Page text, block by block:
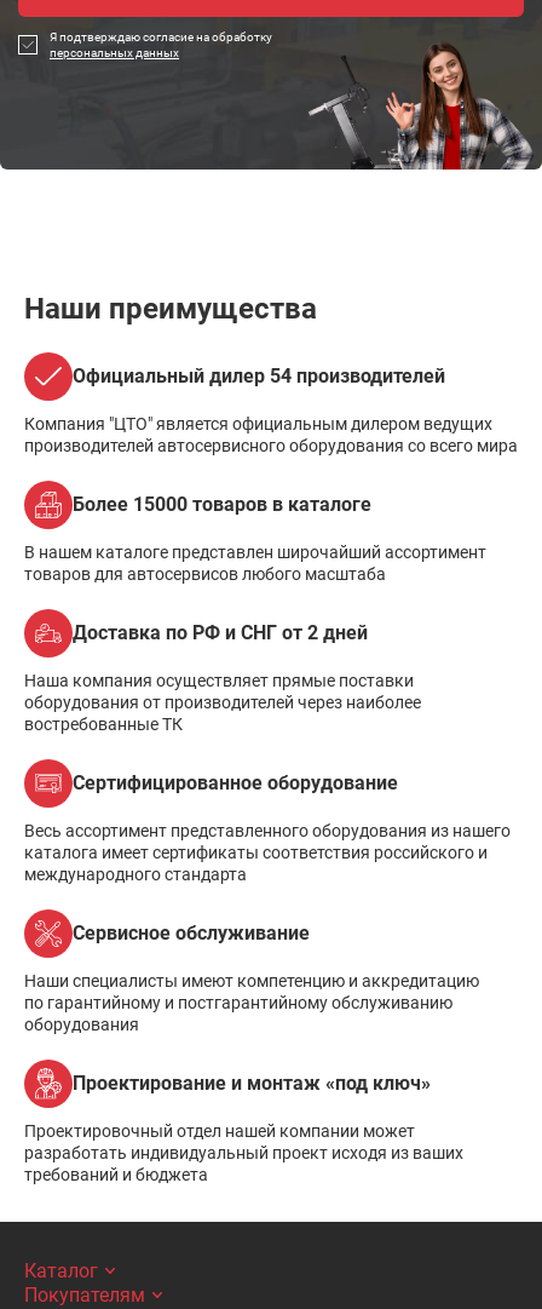
Я подтверждаю согласие на обработку
персональных данных
Наши преимущества
Официальный дилер 54 производителей
Компания "ЦТО" является официальным дилером ведущих
производителей автосервисного оборудования со всего мира
Более 15000 товаров в каталоге
В нашем каталоге представлен широчайший ассортимент
товаров для автосервисов любого масштаба
Доставка по РФ и СНГ от 2 дней
Наша компания осуществляет прямые поставки
оборудования от производителей через наиболее
востребованные ТК
Сертифицированное оборудование
Весь ассортимент представленного оборудования из нашего
каталога имеет сертификаты соответствия российского и
международного стандарта
Сервисное обслуживание
Наши специалисты имеют компетенцию и аккредитацию
по гарантийному и постгарантийному обслуживанию
оборудования
Проектирование и монтаж «под ключ»
Проектировочный отдел нашей компании может
разработать индивидуальный проект исходя из ваших
требований и бюджета
Каталог
Покупателям